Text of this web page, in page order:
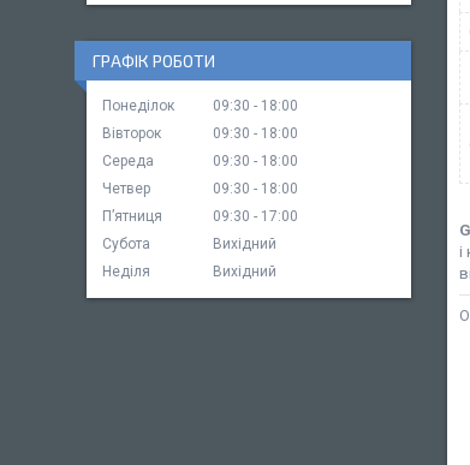
ГРАФІК РОБОТИ
Понеділок 09:30
18:00
Вівторок
09:30
18:00
Середа
09:30
18:00
Четвер
09:30
18:00
Пʼятниця
09:30
17:00
Субота
Вихідний
Неділя
Вихідний